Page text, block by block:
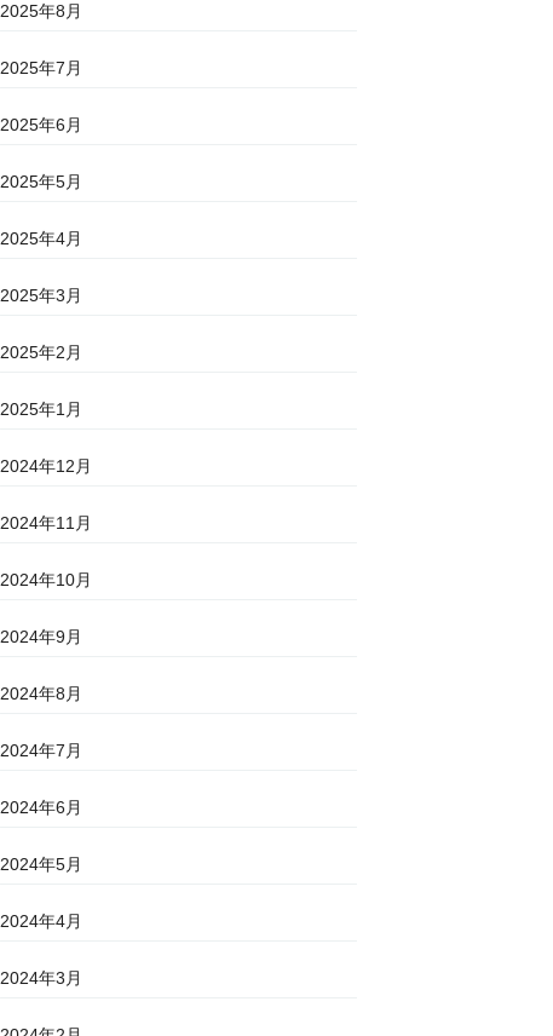
2025年8月
2025年7月
2025年6月
2025年5月
2025年4月
2025年3月
2025年2月
2025年1月
2024年12月
2024年11月
2024年10月
2024年9月
2024年8月
2024年7月
2024年6月
2024年5月
2024年4月
2024年3月